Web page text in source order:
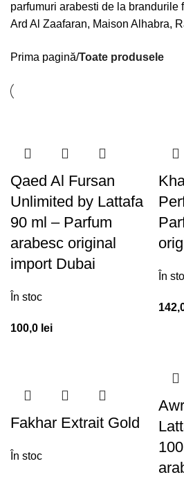
parfumuri arabesti de la brandurile
Ard Al Zaafaran, Maison Alhabra,
Prima pagină Toate produsele
Qaed Al Fursan
Unlimited by Lattafa
90 ml – Parfum
arabesc original
import Dubai
În stoc
100,0 lei
În
Fakhar Extrait Gold
În stoc